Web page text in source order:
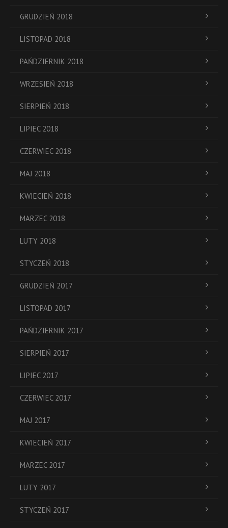
GRUDZIEŃ 2018
LISTOPAD 2018
PAŃDZIERNIK 2018
WRZESIEŃ 2018
SIERPIEŃ 2018
LIPIEC 2018
CZERWIEC 2018
MAJ 2018
KWIECIEŃ 2018
MARZEC 2018
LUTY 2018
STYCZEŃ 2018
GRUDZIEŃ 2017
LISTOPAD 2017
PAŃDZIERNIK 2017
SIERPIEŃ 2017
LIPIEC 2017
CZERWIEC 2017
MAJ 2017
KWIECIEŃ 2017
MARZEC 2017
LUTY 2017
STYCZEŃ 2017